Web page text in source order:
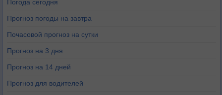
Погода сегодня
Прогноз погоды на завтра
Почасовой прогноз на сутки
Прогноз на 3 дня
Прогноз на 14 дней
Прогноз для водителей